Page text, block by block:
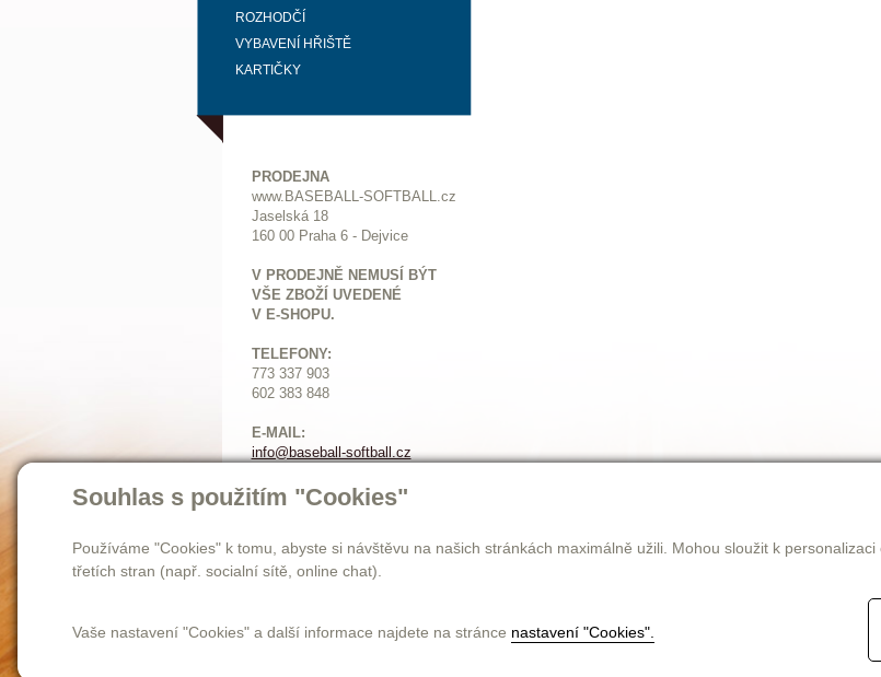
Souhlas s použitím "Cookies"
Používáme "Cookies" k tomu, abyste si návštěvu na našich stránkách maximálně užili. Mohou sloužit k
třetích stran (např. socialní sítě, online chat).
Vaše nastavení "Cookies" a další informace najdete na stránce nastavení "Cookies".
ROZHODČÍ
VYBAVENÍ HŘIŠTĚ
KARTIČKY
PRODEJNA
www.BASEBALL-SOFTBALL.cz
Jaselská 18
160 00 Praha 6 - Dejvice
V PRODEJNĚ NEMUSÍ BÝT
VŠE ZBOŽÍ UVEDENÉ
V E-SHOPU.
TELEFONY:
773 337 903
602 383 848
E-MAIL:
info@baseball-softball.cz:
Otevírací doba:
Sobota: 9-12